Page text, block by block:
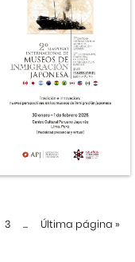
3 ... Última página »